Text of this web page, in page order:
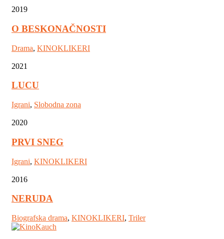
2019
O BESKONAČNOSTI
Drama, KINOKLIKERI
2021
LUCU
Igrani, Slobodna zona
2020
PRVI SNEG
Igrani, KINOKLIKERI
2016
NERUDA
Biografska drama, KINOKLIKERI, Triler